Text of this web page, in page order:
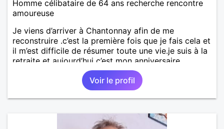
Homme célibataire de 64 ans recherche rencontre
amoureuse
Je viens d’arriver à Chantonnay afin de me
reconstruire .c’est la première fois que je fais cela et
il m’est difficile de résumer toute une vie.je suis à la
retraite et aujourd’hui c’est mon anniversaire
!J’aimerais rencontrer quelqu’un qui partage les
mêmes valeurs qui font de quelqu’un un être humain
Voir le profil